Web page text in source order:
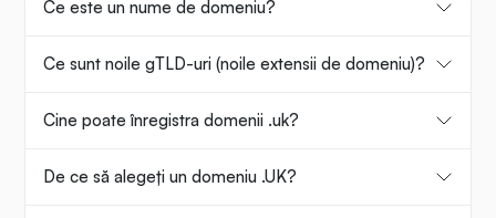
Ce este un nume de domeniu?
Ce sunt noile gTLD-uri (noile extensii de domeniu)?
Cine poate înregistra domenii .uk?
De ce să alegeți un domeniu .UK?